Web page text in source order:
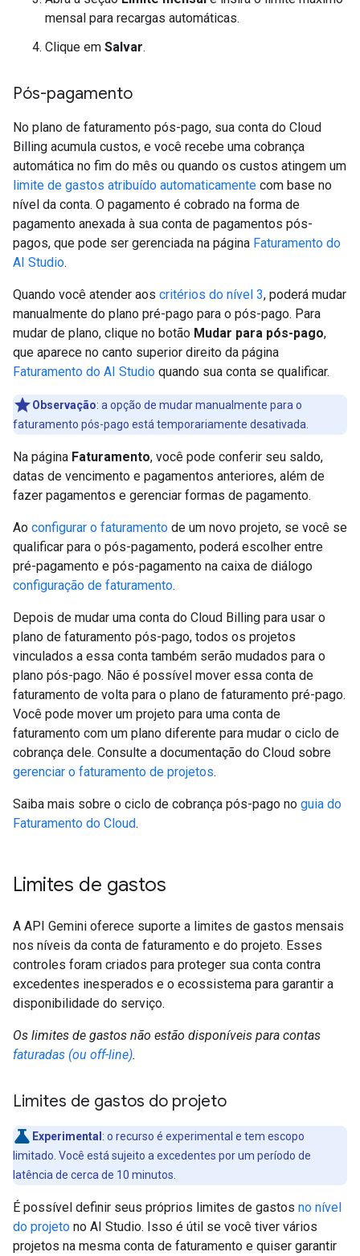
mensal para recargas automáticas.
Clique em Salvar.
Pós-pagamento
No plano de faturamento pós-pago, sua conta do Cloud
Billing acumula custos, e você recebe uma cobrança
automática no fim do mês ou quando os custos atingem um
limite de gastos atribuído automaticamente com base no
nível da conta. O pagamento é cobrado na forma de
pagamento anexada à sua conta de pagamentos pós-
pagos, que pode ser gerenciada na página Faturamento do
AI Studio.
Quando você atender aos critérios do nível 3, poderá mudar
manualmente do plano pré-pago para o pós-pago. Para
mudar de plano, clique no botão Mudar para pós-pago,
que aparece no canto superior direito da página
Faturamento do AI Studio quando sua conta se qualificar.
Observação: a opção de mudar manualmente para o
faturamento pós-pago está temporariamente desativada.
Na página Faturamento, você pode conferir seu saldo,
datas de vencimento e pagamentos anteriores, além de
fazer pagamentos e gerenciar formas de pagamento.
Ao configurar o faturamento de um novo projeto, se você se
qualificar para o pós-pagamento, poderá escolher entre
pré-pagamento e pós-pagamento na caixa de diálogo
configuração de faturamento.
Depois de mudar uma conta do Cloud Billing para usar o
plano de faturamento pós-pago, todos os projetos
vinculados a essa conta também serão mudados para o
plano pós-pago. Não é possível mover essa conta de
faturamento de volta para o plano de faturamento pré-pago.
Você pode mover um projeto para uma conta de
faturamento com um plano diferente para mudar o ciclo de
cobrança dele. Consulte a documentação do Cloud sobre
gerenciar o faturamento de projetos.
Saiba mais sobre o ciclo de cobrança pós-pago no guia do
Faturamento do Cloud.
Limites de gastos
A API Gemini oferece suporte a limites de gastos mensais
nos níveis da conta de faturamento e do projeto. Esses
controles foram criados para proteger sua conta contra
excedentes inesperados e o ecossistema para garantir a
disponibilidade do serviço.
Os limites de gastos não estão disponíveis para contas
faturadas (ou off-line).
Limites de gastos do projeto
Experimental : o recurso é experimental e tem escopo
limitado. Você está sujeito a excedentes por um período de
latência de cerca de 10 minutos.
É possível definir seus próprios limites de gastos no nível
do projeto no AI Studio. Isso é útil se você tiver vários
projetos na mesma conta de faturamento e quiser garantir